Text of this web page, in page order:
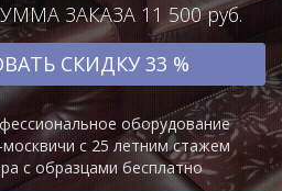
ЗАКАЗА 11 500 руб.
СКИДКУ 33 %
оборудование
с 25 летним стажем
с образцами бесплатно